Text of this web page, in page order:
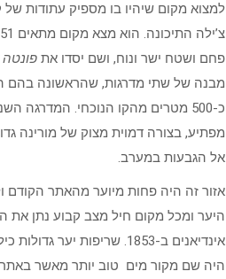
למצוא מקום שיהיו בו מספיק עתודות של
צ’ילה התיכונה. הוא מצא מקום מתאים 51 ק”מ צפונה וקרא לו
פחם ושטח ישר ונוח, ושם יסדו את
מבנה של שתי מדרגות, שהראשונה בהם
מפתיע, בצורה דמוית מצוק של מורינה
אל הגבעות במערב.
אזור זה היה פחות מיוער מהאתר הקודם
היער ומכל מקום חיל מצב קבוע נתן את
אינדיאנים ב-1853.
היה שם מקור מים טוב יותר מאשר באתר